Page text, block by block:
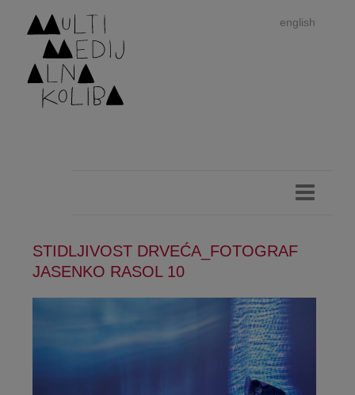
english
STIDLJIVOST DRVEĆA_FOTOGRAF
JASENKO RASOL 10